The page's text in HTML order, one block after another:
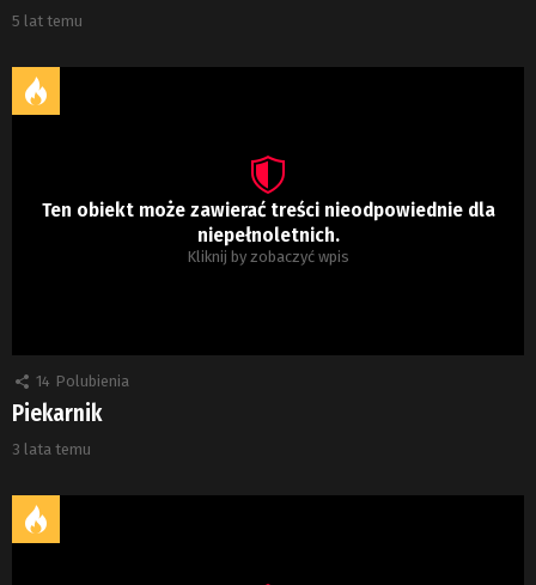
5 lat temu
Ten obiekt może zawierać treści nieodpowiednie dla
niepełnoletnich.
Kliknij by zobaczyć wpis
14 Polubienia
Piekarnik
3 lata temu